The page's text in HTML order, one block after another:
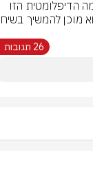
26 תגובות